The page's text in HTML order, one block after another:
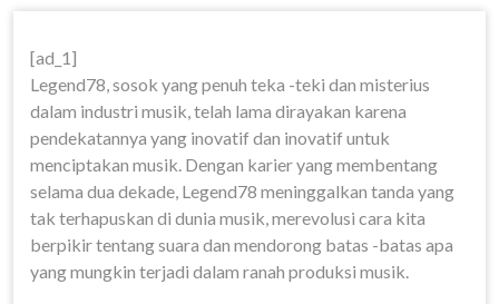
[ad_1]
Legend78, sosok yang penuh teka -teki dan misterius
dalam industri musik, telah lama dirayakan karena
pendekatannya yang inovatif dan inovatif untuk
menciptakan musik. Dengan karier yang membentang
selama dua dekade, Legend78 meninggalkan tanda yang
tak terhapuskan di dunia musik, merevolusi cara kita
berpikir tentang suara dan mendorong batas -batas apa
yang mungkin terjadi dalam ranah produksi musik.